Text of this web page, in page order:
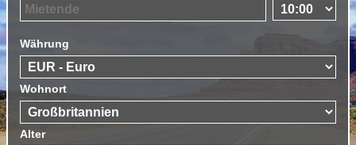
Währung
Wohnort
Alter